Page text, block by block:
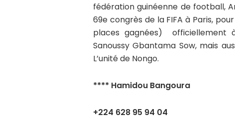
fédération guinéenne de football,
69e congrès de la FIFA à Paris,
places gagnées) officiellement
Sanoussy Gbantama Sow, mais
L’unité de Nongo.
**** Hamidou Bangoura
+224 628 95 94 04